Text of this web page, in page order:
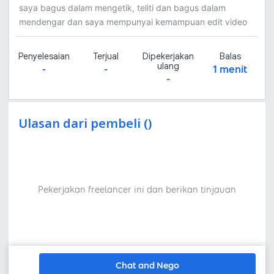
saya bagus dalam mengetik, teliti dan bagus dalam
mendengar dan saya mempunyai kemampuan edit video
Penyelesaian
-
Terjual
-
Dipekerjakan
ulang
-
Balas
1 menit
Ulasan dari pembeli ()
Pekerjakan freelancer ini dan berikan tinjauan
Chat and Nego